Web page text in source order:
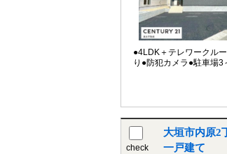
●4LDK＋テレワークル
り●防犯カメラ●駐車場3
check
大垣市内原
一戸建て